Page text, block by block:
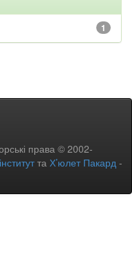
1
права © 2002-
та Х’юлет Пакард -